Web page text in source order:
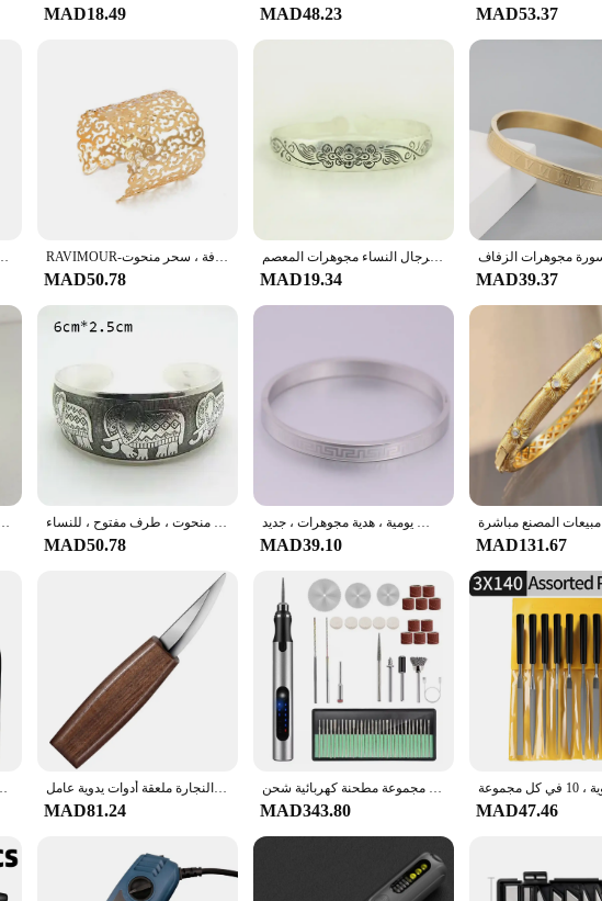
and come in a variety of sizes, ensuring that they are suitable for a wide range of
audience.
MAD18.49 MAD48.23 MAD53.37
للجنسين اليد منحوتة سوار ، 99.99% النحاس النقي ، RAVIMOUR-سوار بانك على شكل زهرة للنساء ، سوار عريض ، مجوهرات عصرية ، نقش زهرة مجوفة ، سحر منحوت
MAD50.78
الفضة التبتية القديمة منحوتة الإسورة عقدة الصينية التقليدية العرقية نمط مفتوح قابل للتعديل سوار للرجال النساء مجوهرات المعصم
MAD19.34 MAD39.37
سوار مفتوح من زهور الورد المعدني العتيق ثلاثي الأبعاد للنساء ، سوار سوار على شكل روك تبتي عتيق ، سوار ، سوار ، ذهب ، مطلي بالفضة ، منحوت ، طرف مفتوح ، للنساء
MAD50.78
سوار منقوش من الفولاذ المقاوم للصدأ للنساء ، ذهبي ، فضي ، وردي ، لون ذهبي ، سوار الكفة ، ملابس يومية ، هدية مجوهرات ، جديد
MAD39.10 MAD131.67
الخشب نحت أدوات عدة للمبتدئين ، نحت إزميل نحت سكين قطع الخشب لتقوم بها بنفسك اليد نحت الخشب أدوات نحت الخشب القاطع السكاكين تقشير النجارة ملعقة أدوات يدوية عامل
MAD81.24
مجموعة مطحنة كهربائية شحن USB فضية مكونة من 58 قطعة من اليشم نحت مطحنة كهربائية أدوات كهربائية منزلية صغيرة
MAD343.80 MAD47.46